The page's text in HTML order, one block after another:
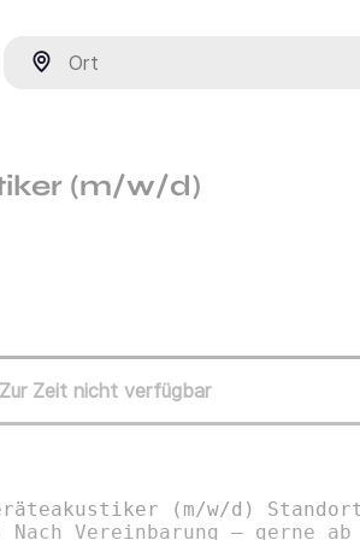
(m/w/d)
Zur Zeit nicht verfügbar
(m/w/d)
Nach Vereinbarung – gerne